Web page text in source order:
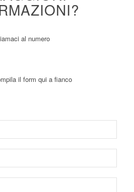
al numero
il form qui a fianco